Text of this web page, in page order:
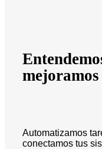
Automatizamos
conectamos tus